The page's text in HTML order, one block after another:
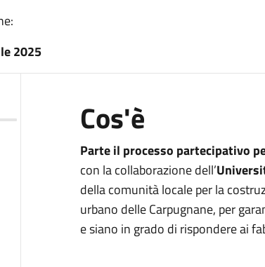
2025
Cos'è
Parte il processo partecipativo
con la collaborazione dell’
della comunità locale per la
urbano delle Carpugnane, per
e siano in grado di rispondere ai